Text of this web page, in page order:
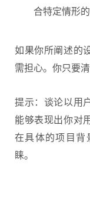
合特定情形
如果你所阐述的
需担心。你只要
提示：谈论以用
能够表现出你对
在具体的项目背
睐。